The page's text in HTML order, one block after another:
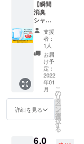
す。 ※
瞬間消
臭靴下
PRONI
CAのサ
イズは
24cmか
ら27cm
です。
※送料込
みのお
値段で
す。
消臭靴
下
PRONI
CA（ホ
ワイ
ト）を
セット
でお届
けしま
す。 定
価定価
17,050
円の商
品をク
グ特別
【瞬間
消臭
シャツ
（ホワ
イト）L
サイズ
＆靴下
（ホワ
イト）
セッ
ト】 瞬
間消臭
シャツ
PRONI
CA（ホ
イズと
支援
者：
1人
お届
け予
定：
2022
年01
月
詳細を見る
こ
の
リ
タ
ー
ン
を
選
択
す
る
6,0